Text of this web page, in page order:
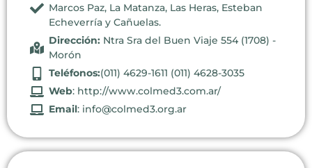
Marcos Paz, La Matanza, Las Heras, Esteban
Echeverría y Cañuelas.
Dirección: Ntra Sra del Buen Viaje 554 (1708) -
Morón
Teléfonos:(011) 4629-1611 (011) 4628-3035
Web: http://www.colmed3.com.ar/
Email: info@colmed3.org.ar